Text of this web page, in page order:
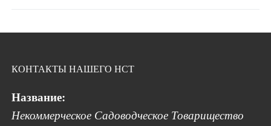
КОНТАКТЫ НАШЕГО НСТ
Название:
Некоммерческое Садоводческое Товарищество